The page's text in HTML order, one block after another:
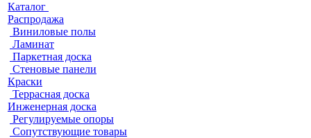
Каталог
Распродажа
Виниловые полы
Ламинат
Паркетная доска
Стеновые панели
Краски
Террасная доска
Инженерная доска
Регулируемые опоры
Сопутствующие товары